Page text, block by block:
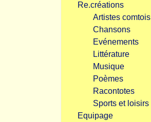
Re.créations
Artistes comtois
Chansons
Evénements
Littérature
Musique
Poèmes
Racontotes
Sports et loisirs
Equipage